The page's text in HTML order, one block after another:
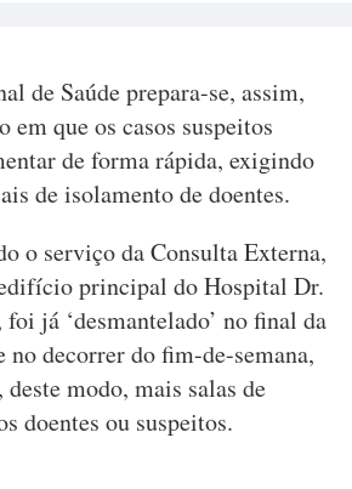
de Saúde prepara-se, assim,
em que os casos suspeitos
de forma rápida, exigindo
de isolamento de doentes.
o serviço da Consulta Externa,
principal do Hospital Dr.
já ‘desmantelado’ no final da
no decorrer do fim-de-semana,
modo, mais salas de
doentes ou suspeitos.